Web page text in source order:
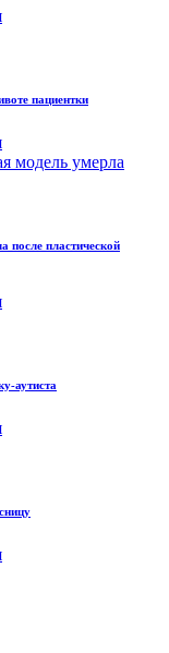
пациентки
после пластической
аутиста